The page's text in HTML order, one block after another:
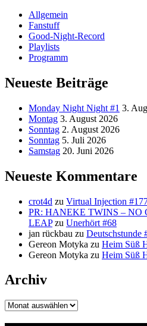
Allgemein
Fanstuff
Good-Night-Record
Playlists
Programm
Neueste Beiträge
Monday Night Night #1 3.
Montag 3. August 2026
Sonntag 2. August 2026
Sonntag 5. Juli 2026
Samstag 20. Juni 2026
Neueste Kommentare
crot4d zu Virtual Injection
PR: HANEKE TWINS – NO
LEAPzu Unerhört #68
jan rückbau zu Deutschstunde
Gereon Motyka zu Heim Süß
Gereon Motyka zu Heim Süß
Archiv
Archiv